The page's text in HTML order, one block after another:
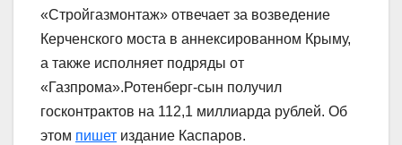
«Стройгазмонтаж» отвечает за возведение
Керченского моста в аннексированном Крыму,
а также исполняет подряды от
«Газпрома».Ротенберг-сын получил
госконтрактов на 112,1 миллиарда рублей. Об
этом пишет издание Каспаров.